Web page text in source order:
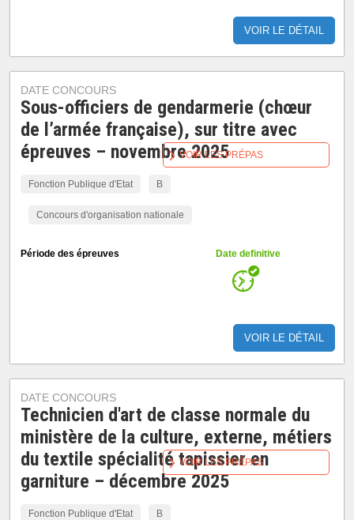
VOIR LE DÉTAIL
DATE CONCOURS
Sous-officiers de gendarmerie (chœur
de l’armée française), sur titre avec
épreuves – novembre 2025
Fonction Publique d'Etat B
Concours d'organisation nationale
Période des épreuves Date definitive
VOIR LE DÉTAIL
VOIR LES PRÉPAS
DATE CONCOURS
Technicien d'art de classe normale du
ministère de la culture, externe, métiers
du textile spécialité tapissier en
garniture – décembre 2025
Fonction Publique d'Etat B
VOIR LES PRÉPAS